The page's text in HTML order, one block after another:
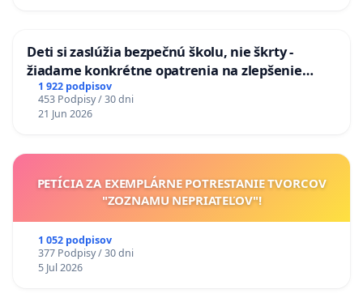
Deti si zaslúžia bezpečnú školu, nie škrty -
žiadame konkrétne opatrenia na zlepšenie
situácie v školstve
1 922 podpisov
453 Podpisy / 30 dni
21 Jun 2026
PETÍCIA ZA EXEMPLÁRNE POTRESTANIE TVORCOV
"ZOZNAMU NEPRIATEĽOV"!
1 052 podpisov
377 Podpisy / 30 dni
5 Jul 2026